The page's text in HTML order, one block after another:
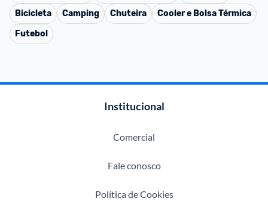
Bicicleta
Camping Chuteira
Cooler e Bolsa Térmica
Futebol
Institucional
Comercial
Fale conosco
Política de Cookies